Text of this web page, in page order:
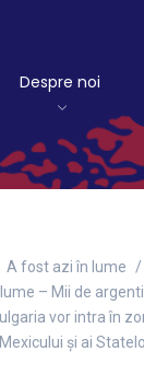
Despre noi
A fost azi în lume
– Mii de
vor intra în
și ai